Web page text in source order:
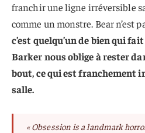
franchir une ligne irréversible
comme un monstre. Bear n’est
c’est quelqu’un de bien qui
Barker nous oblige à rester
bout, ce qui est franchement
salle.
« Obsession is a landmark